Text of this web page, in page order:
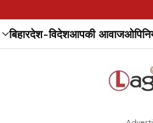
बिहारदेश-विदेशआपकी आवाज